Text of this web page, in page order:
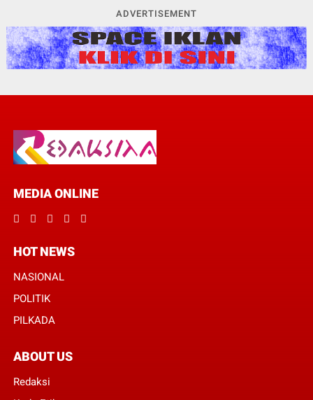
ADVERTISEMENT
MEDIA ONLINE
HOT NEWS
NASIONAL
POLITIK
PILKADA
ABOUT US
Redaksi